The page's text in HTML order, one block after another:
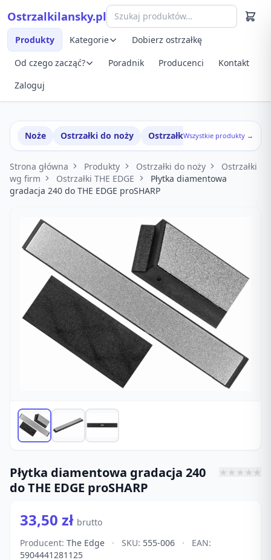
Ostrzalkilansky.pl
Produkty Kategorie
Dobierz ostrzałkę
Od czego zacząć?
Poradnik Producenci
Kontakt
Zaloguj
Noże Ostrzałki do noży Ostrzałki w zestawach
Wszystkie produkty →
Strona główna Produkty Ostrzałki do noży
Ostrzałki
wg firm
Ostrzałki THE EDGE
Płytka diamentowa
gradacja 240 do THE EDGE proSHARP
Płytka diamentowa gradacja 240
do THE EDGE proSHARP
★★★★★
33,50 zł brutto
Producent: The Edge · SKU: 555-006 ·
EAN:
5904441281125
Szybki podgląd produktu